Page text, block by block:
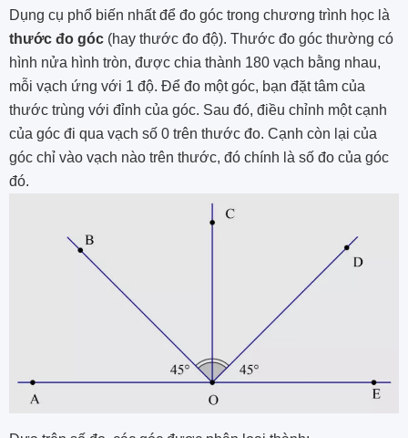
Dụng cụ phổ biến nhất để đo góc trong chương trình học là
thước đo góc (hay thước đo độ). Thước đo góc thường có
hình nửa hình tròn, được chia thành 180 vạch bằng nhau,
mỗi vạch ứng với 1 độ. Để đo một góc, bạn đặt tâm của
thước trùng với đỉnh của góc. Sau đó, điều chỉnh một cạnh
của góc đi qua vạch số 0 trên thước đo. Cạnh còn lại của
góc chỉ vào vạch nào trên thước, đó chính là số đo của góc
đó.